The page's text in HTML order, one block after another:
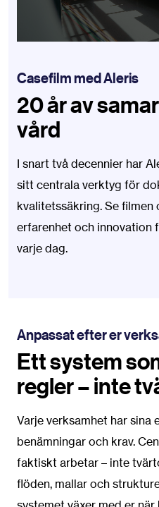
Casefilm med Aleris
20 år av
vård
I snart två decennier har
sitt centrala verktyg för
kvalitetssäkring. Se
erfarenhet och innovation
varje dag.
Anpassat efter er
Ett system
regler – inte
Varje verksamhet har sina
benämningar och krav.
faktiskt arbetar – inte
flöden, mallar och